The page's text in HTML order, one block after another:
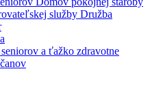
služby Družba
a ťažko zdravotne